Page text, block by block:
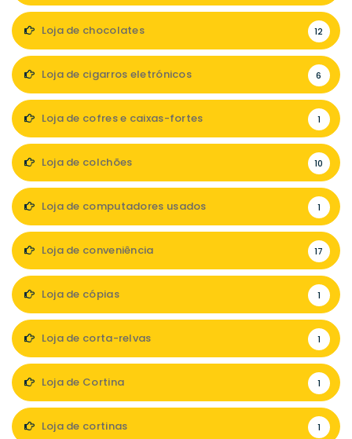
Loja de chocolates 12
Loja de cigarros eletrónicos 6
Loja de cofres e caixas-fortes 1
Loja de colchões 10
Loja de computadores usados 1
Loja de conveniência 17
Loja de cópias 1
Loja de corta-relvas 1
Loja de Cortina 1
Loja de cortinas 1